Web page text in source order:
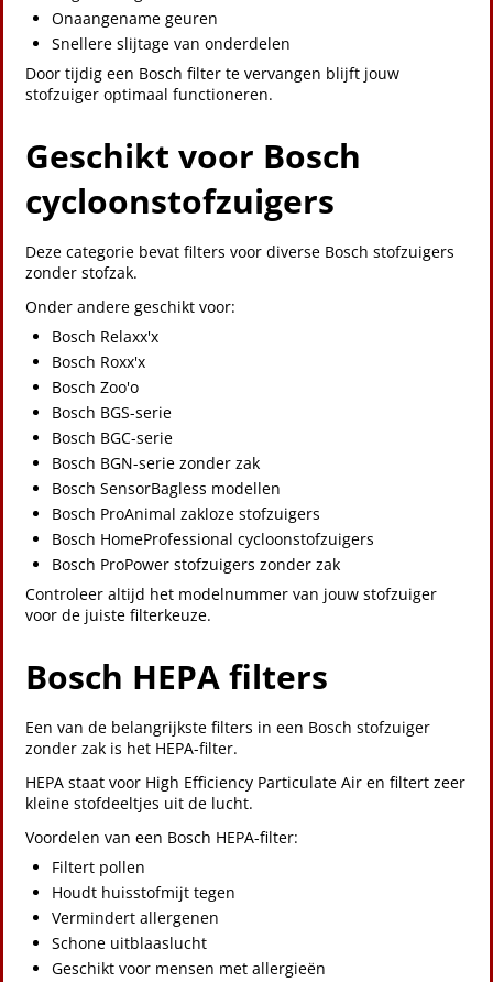
Onaangename geuren
Snellere slijtage van onderdelen
Door tijdig een Bosch filter te vervangen blijft jouw
stofzuiger optimaal functioneren.
Geschikt voor Bosch
cycloonstofzuigers
Deze categorie bevat filters voor diverse Bosch stofzuigers
zonder stofzak.
Onder andere geschikt voor:
Bosch Relaxx'x
Bosch Roxx'x
Bosch Zoo'o
Bosch BGS-serie
Bosch BGC-serie
Bosch BGN-serie zonder zak
Bosch SensorBagless modellen
Bosch ProAnimal zakloze stofzuigers
Bosch HomeProfessional cycloonstofzuigers
Bosch ProPower stofzuigers zonder zak
Controleer altijd het modelnummer van jouw stofzuiger
voor de juiste filterkeuze.
Bosch HEPA filters
Een van de belangrijkste filters in een Bosch stofzuiger
zonder zak is het HEPA-filter.
HEPA staat voor High Efficiency Particulate Air en filtert zeer
kleine stofdeeltjes uit de lucht.
Voordelen van een Bosch HEPA-filter:
Filtert pollen
Houdt huisstofmijt tegen
Vermindert allergenen
Schone uitblaaslucht
Geschikt voor mensen met allergieën